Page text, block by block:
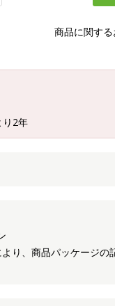
商品に関す
り2年
り、商品パッケージの